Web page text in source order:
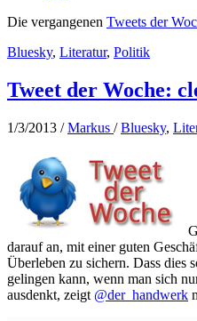
Die vergangenen Tweets der
Bluesky, Literatur, Politik
Tweet der Woche:
1/3/2013 /Markus /Bluesky,
darauf an, mit einer guten
Überleben zu sichern. Dass dies
gelingen kann, wenn man sich
ausdenkt, zeigt @der_handwerk